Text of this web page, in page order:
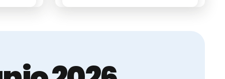
futuro del medio rural